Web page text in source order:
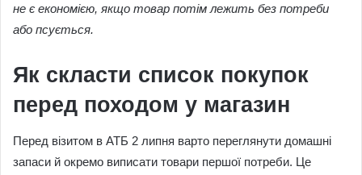
не є економією, якщо товар потім лежить без потреби
або псується.
Як скласти список покупок
перед походом у магазин
Перед візитом в АТБ 2 липня варто переглянути домашні
запаси й окремо виписати товари першої потреби. Це